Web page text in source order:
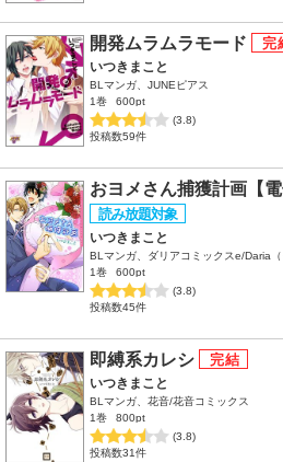
開発ムラムラモード
いつきまこと
BLマンガ、JUNEピアス
1巻
600pt
(3.8)
投稿数59件
おヨメさん捕獲計画【
いつきまこと
BLマンガ、ダリアコミックスe/Daria（
1巻
600pt
(3.8)
投稿数45件
即縛系カレシ
いつきまこと
BLマンガ、花音/花音コミックス
1巻
800pt
(3.8)
投稿数31件